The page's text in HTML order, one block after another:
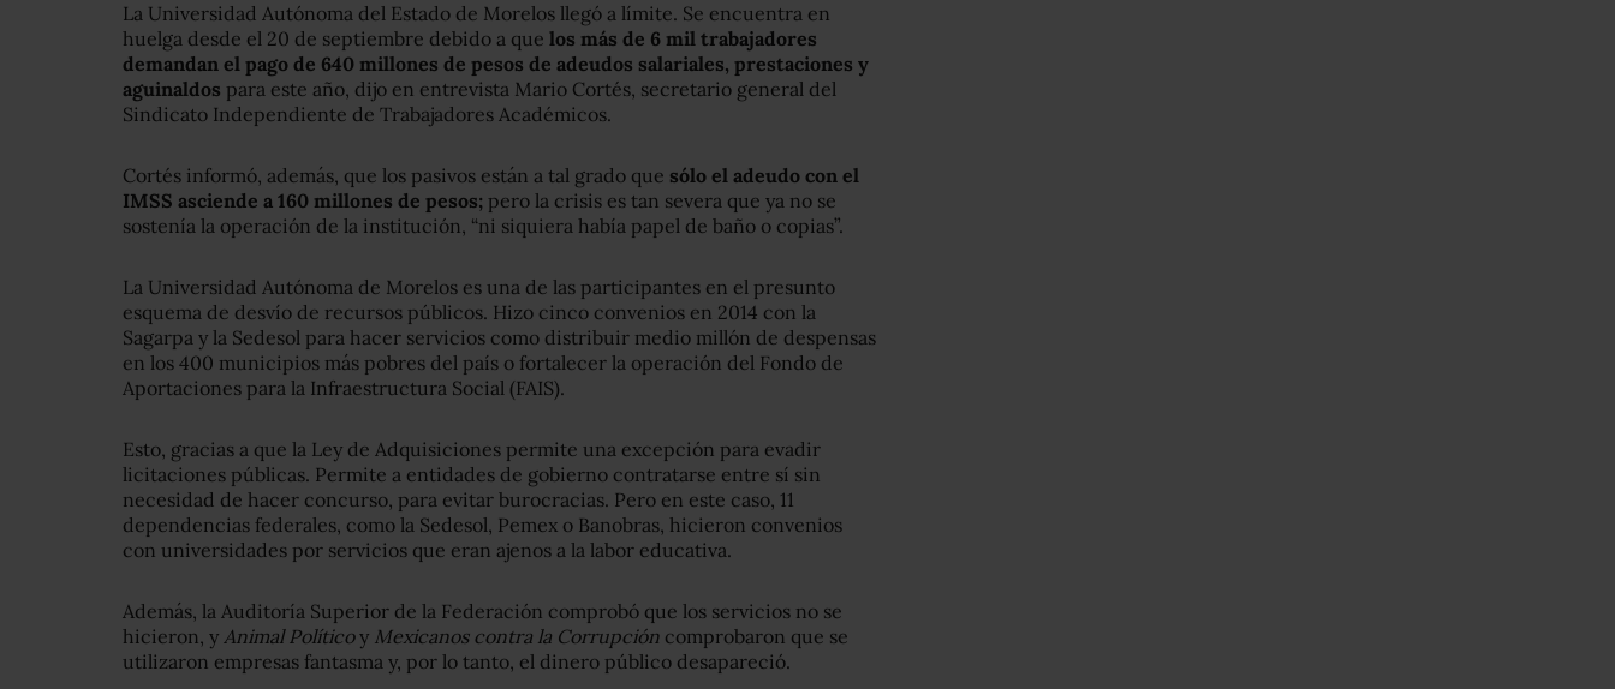
La Universidad Autónoma del Estado de Morelos llegó a límite. Se encuentra en
huelga desde el 20 de septiembre debido a que los más de 6 mil trabajadores
demandan el pago de 640 millones de pesos de adeudos salariales, prestaciones y
aguinaldos para este año, dijo en entrevista Mario Cortés, secretario general del
Sindicato Independiente de Trabajadores Académicos.
Cortés informó, además, que los pasivos están a tal grado que sólo el adeudo con el
IMSS asciende a 160 millones de pesos; pero la crisis es tan severa que ya no se
sostenía la operación de la institución, “ni siquiera había papel de baño o copias”.
La Universidad Autónoma de Morelos es una de las participantes en el presunto
esquema de desvío de recursos públicos. Hizo cinco convenios en 2014 con la
Sagarpa y la Sedesol para hacer servicios como distribuir medio millón de despensas
en los 400 municipios más pobres del país o fortalecer la operación del Fondo de
Aportaciones para la Infraestructura Social (FAIS).
Esto, gracias a que la Ley de Adquisiciones permite una excepción para evadir
licitaciones públicas. Permite a entidades de gobierno contratarse entre sí sin
necesidad de hacer concurso, para evitar burocracias. Pero en este caso, 11
dependencias federales, como la Sedesol, Pemex o Banobras, hicieron convenios
con universidades por servicios que eran ajenos a la labor educativa.
Además, la Auditoría Superior de la Federación comprobó que los servicios no se
hicieron, y Animal Políticoy Mexicanos contra la Corrupción comprobaron que se
utilizaron empresas fantasma y, por lo tanto, el dinero público desapareció.